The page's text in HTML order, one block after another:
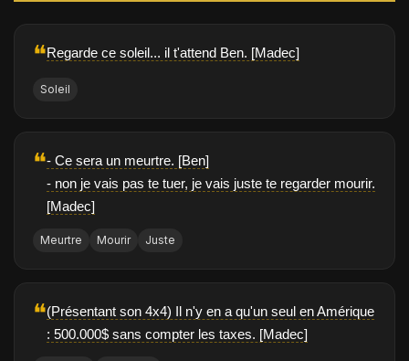
❝Regarde ce soleil... il t'attend Ben. [Madec]
Soleil
❝- Ce sera un meurtre. [Ben]
- non je vais pas te tuer, je vais juste te regarder mourir.
[Madec]
Meurtre Mourir Juste
❝(Présentant son 4x4) Il n'y en a qu'un seul en Amérique
: 500.000$ sans compter les taxes. [Madec]